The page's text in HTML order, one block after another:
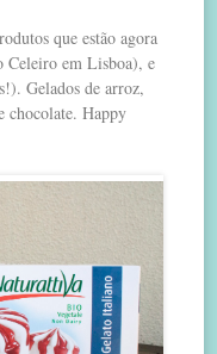
que estão agora
Celeiro em Lisboa), e
Gelados de arroz,
chocolate. Happy